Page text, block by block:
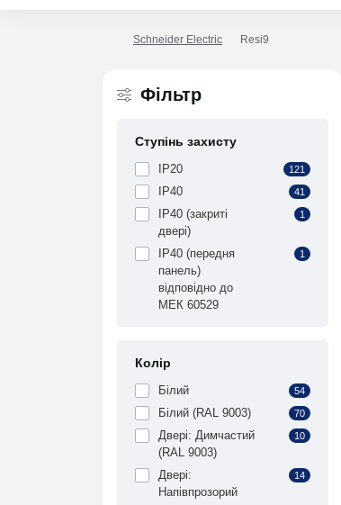
Schneider Electric Resi9
Фільтр
Ступінь захисту
IP20 121
IP40 41
IP40 (закриті
двері)
1
IP40 (передня
панель)
відповідно до
МЕК 60529
1
Колір
Білий 54
Білий (RAL 9003) 70
Двері: Димчастий
(RAL 9003)
10
Двері:
Напівпрозорий
14